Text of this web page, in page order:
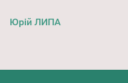
Юрій ЛИПА